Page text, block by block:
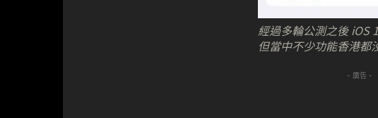
經過多輪公測之後 iOS
但當中不少功能香港都
- 廣告 -